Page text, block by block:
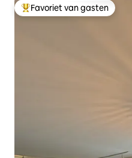
Topfavoriet van gasten
Favoriet van gasten